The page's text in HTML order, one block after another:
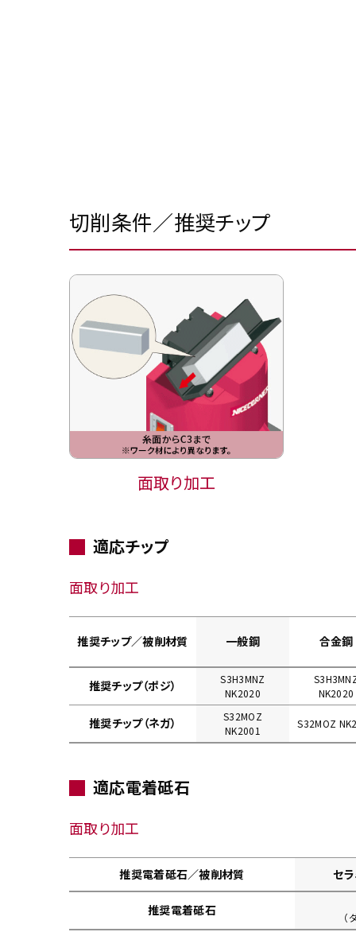
切削条件／推奨チップ
面取り加工
適応チップ
面取り加工
推奨チップ／被削材質 一般鋼 合金鋼
推奨チップ（ポジ）
S3H3MNZ
NK2020
NK2020
推奨チップ（ネガ）
S32MOZ
NK2001
S32MOZ
適応電着砥石
面取り加工
推奨電着砥石／被削材質 セ
推奨電着砥石 （